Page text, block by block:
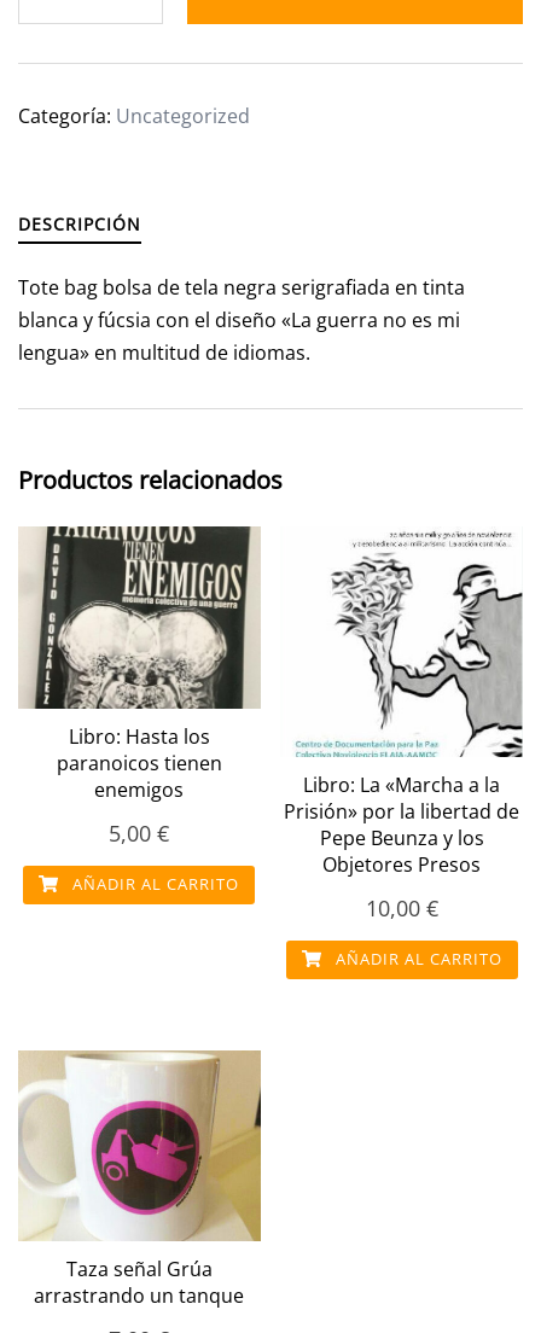
Categoría: Uncategorized
DESCRIPCIÓN
Tote bag bolsa de tela negra serigrafiada en tinta
blanca y fúcsia con el diseño «La guerra no es mi
lengua» en multitud de idiomas.
Productos relacionados
Libro: Hasta los
paranoicos tienen
enemigos
5,00€
AÑADIR AL CARRITO
Libro: La «Marcha a la
Prisión» por la libertad de
Pepe Beunza y los
Objetores Presos
10,00 €
AÑADIR AL CARRITO
Taza señal Grúa
arrastrando un tanque